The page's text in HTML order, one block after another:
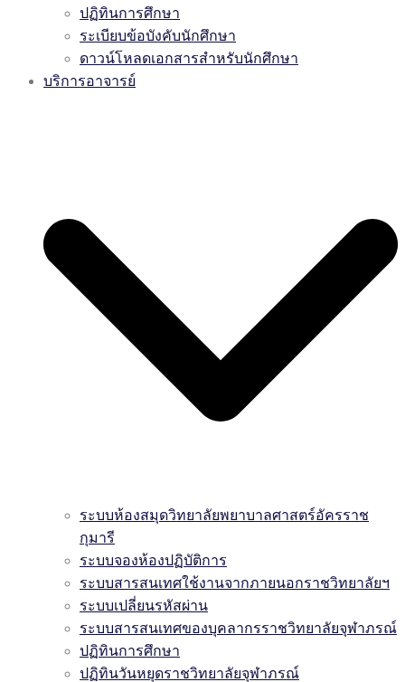
ปฏิทินการศึกษา
ระเบียบข้อบังคับนักศึกษา
ดาวน์โหลดเอกสารสำหรับนักศึกษา
บริการอาจารย์
ระบบห้องสมุดวิทยาลัยพยาบาลศาสตร์อัครราช
กุมารี
ระบบจองห้องปฏิบัติการ
ระบบสารสนเทศใช้งานจากภายนอกราชวิทยาลัยฯ
ระบบเปลี่ยนรหัสผ่าน
ระบบสารสนเทศของบุคลากรราชวิทยาลัยจุฬาภรณ์
ปฏิทินการศึกษา
ปฏิทินวันหยุดราชวิทยาลัยจุฬาภรณ์